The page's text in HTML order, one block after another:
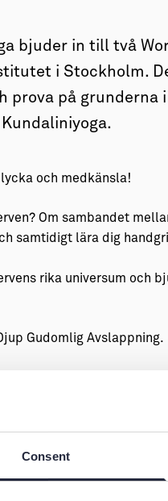
Consent
bjuder in till två
i Stockholm.
prova på grunderna
och medkänsla!
Om sambandet
samtidigt lära dig
rika universum och
Gudomlig Avslappning.
inom kundaliniyogan.
och alla behöver vi
vi denna dag vad det
till närvaro kunna skänka